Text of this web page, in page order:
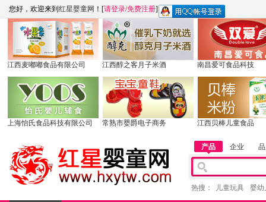
您好，欢迎来到 红星婴童网 ！[请登录/免费注册]
江西麦嘟嘟食品有限公司 江西醇之客月子米酒 南昌爱可食品科技
上海怡氏食品科技有限公司 常熟市婴爵电子商务 江西贝棒儿童食品
产品 企业
热搜： 儿童玩具 婴幼